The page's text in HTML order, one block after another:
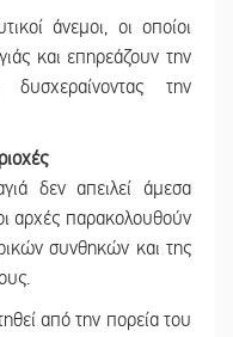
άνεμοι, οι οποίοι
και επηρεάζουν την
την
δεν απειλεί άμεσα
αρχές παρακολουθούν
συνθηκών και της
από την πορεία του